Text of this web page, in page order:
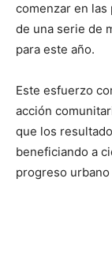
comenzar en las
de una serie de
para este año.
Este esfuerzo
acción
que los
beneficiando a
progreso urbano